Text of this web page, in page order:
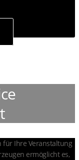
für Ihre Veranstaltung
ermöglicht es,